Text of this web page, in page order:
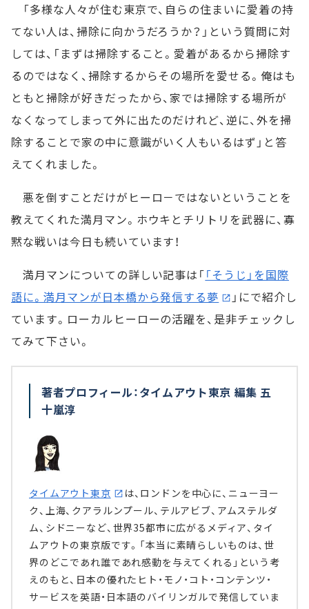
「多様な人々が住む東京で、自らの住まいに愛着の持
てない人は、掃除に向かうだろうか？」という質問に対
しては、「まずは掃除すること。愛着があるから掃除す
るのではなく、掃除するからその場所を愛せる。俺はも
ともと掃除が好きだったから、家では掃除する場所が
なくなってしまって外に出たのだけれど、逆に、外を掃
除することで家の中に意識がいく人もいるはず」と答
えてくれました。
悪を倒すことだけがヒーロ－ではないということを
教えてくれた満月マン。ホウキとチリトリを武器に、寡
黙な戦いは今日も続いています！
満月マンについての詳しい記事は「「そうじ」を国際
語に。満月マンが日本橋から発信する夢
」にで紹介し
ています。ローカルヒーローの活躍を、是非チェックし
てみて下さい。
著者プロフィール：タイムアウト東京 編集 五
十嵐淳
タイムアウト東京
は、ロンドンを中心に、ニューヨー
ク、上海、クアラルンプール、テルアビブ、アムステルダ
ム、シドニーなど、世界35都市に広がるメディア、タイ
ムアウトの東京版です。「本当に素晴らしいものは、世
界のどこであれ誰であれ感動を与えてくれる」という考
えのもと、日本の優れたヒト・モノ・コト・コンテンツ・
サービスを英語・日本語のバイリンガルで発信していま